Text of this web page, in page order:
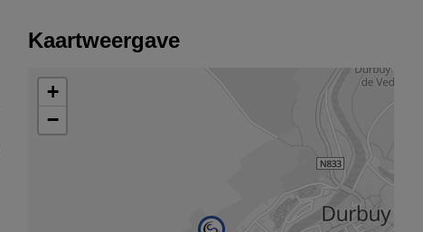
Kaartweergave